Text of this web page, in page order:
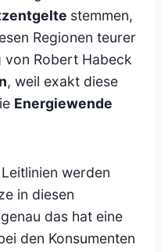
stemmen,
Regionen teurer
von Robert Habeck
, weil exakt diese
Energiewende
werden
in diesen
das hat eine
den Konsumenten